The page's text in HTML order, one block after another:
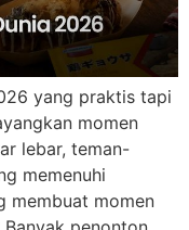
yang praktis tapi
momen
lebar, teman-
memenuhi
membuat momen